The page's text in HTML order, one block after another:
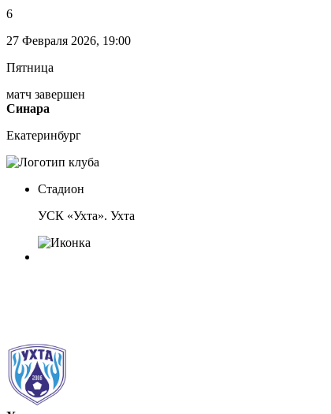
6
27 Февраля 2026, 19:00
Пятница
матч завершен
Синара
Екатеринбург
Стадион
УСК «Ухта». Ухта